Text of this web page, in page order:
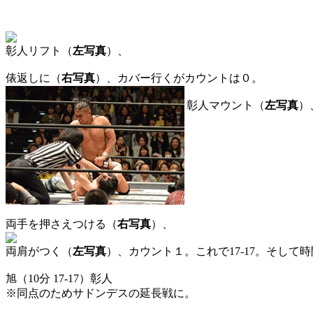
彰人リフト（左写真）、
俵返しに（右写真）、カバー行くがカウントは０。
彰人マウント（左写真）
両手を押さえつける（右写真）、
両肩がつく（左写真）、カウント１。これで17-17。そして時
旭（10分 17-17）彰人
※同点のためサドンデスの延長戦に。